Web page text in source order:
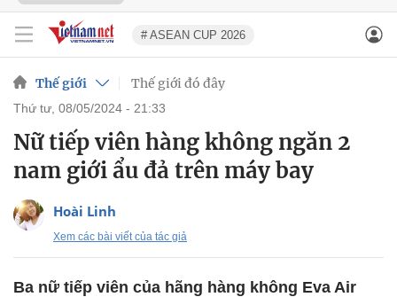
# ASEAN CUP 2026
Thế giới Thế giới đó đây
thứ tư, 08/05/2024 - 21:33
Nữ tiếp viên hàng không ngăn 2
nam giới ẩu đả trên máy bay
Hoài Linh
Xem các bài viết của tác giả
Ba nữ tiếp viên của hãng hàng không Eva Air